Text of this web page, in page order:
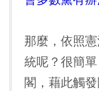
那麼，依照
統呢？很簡
閣，藉此觸